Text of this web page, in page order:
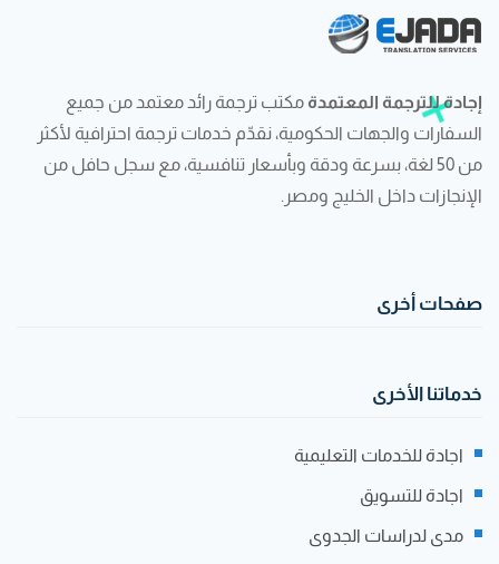
إجادة للترجمة المعتمدة مكتب ترجمة رائد معتمد من جميع
السفارات والجهات الحكومية، نقدّم خدمات ترجمة احترافية لأكثر
من 50 لغة، بسرعة ودقة وبأسعار تنافسية، مع سجل حافل من
الإنجازات داخل الخليج ومصر.
صفحات أخرى
خدماتنا الأخرى
اجادة للخدمات التعليمية
اجادة للتسويق
مدى لدراسات الجدوى